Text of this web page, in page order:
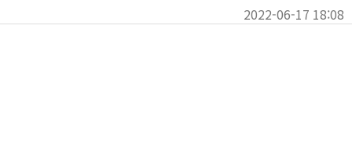
2022-06-17 18:08